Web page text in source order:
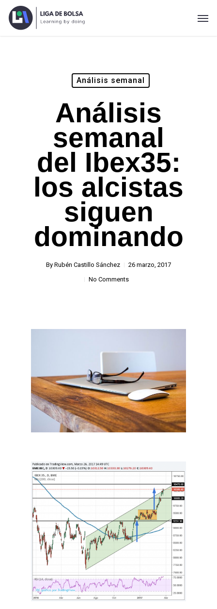
Skip
Análisis semanal
Análisis
semanal
del Ibex35:
los alcistas
siguen
dominando
By Rubén Castillo Sánchez
26 marzo, 2017
No Comments